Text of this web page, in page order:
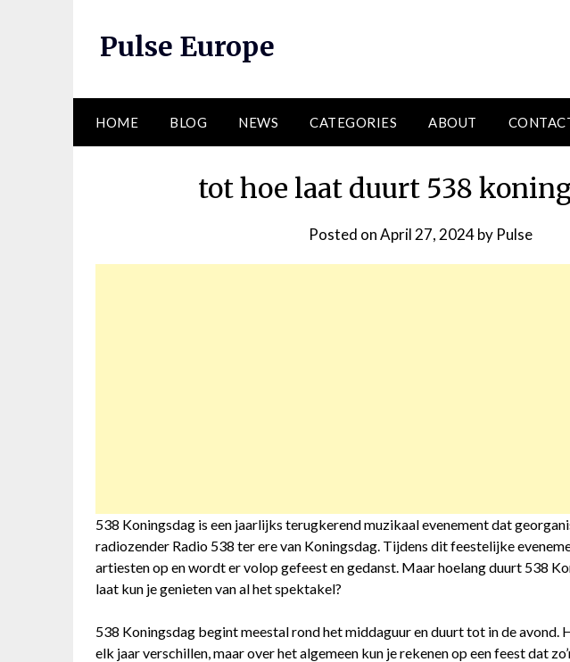
Pulse Europe
HOME BLOG NEWS CATEGORIES ABOUT
tot hoe laat duurt 538
Posted onApril 27, 2024by Pulse
538 Koningsdag is een jaarlijks terugkerend muzikaal evenement dat
radiozender Radio 538 ter ere van Koningsdag. Tijdens dit feestelijke
artiesten op en wordt er volop gefeest en gedanst. Maar hoelang duurt 538
laat kun je genieten van al het spektakel?
538 Koningsdag begint meestal rond het middaguur en duurt tot in de avond.
elk jaar verschillen, maar over het algemeen kun je rekenen op een feest dat